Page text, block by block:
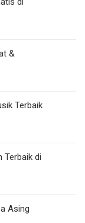
&
Terbaik
Terbaik di
Asing